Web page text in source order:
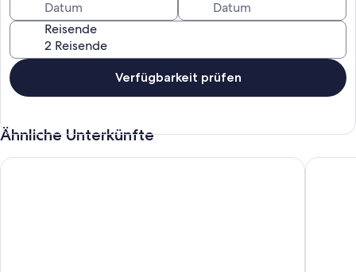
Reisende
Verfügbarkeit prüfen
Ähnliche Unterkünfte
Sonniges Studio in Bad Rothenfelde Sonnenhang/ Schöne